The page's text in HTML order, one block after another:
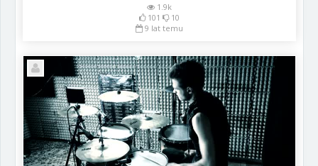
1.9k
101
10
9 lat temu